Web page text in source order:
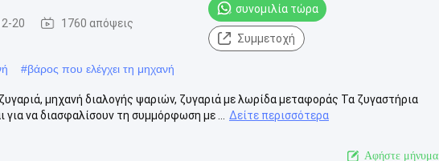
20 1760 απόψεις
συνομιλία τώρα
Συμμετοχή
#βάρος που ελέγχει τη μηχανή
μηχανή διαλογής ψαριών, ζυγαριά με λωρίδα μεταφοράς Τα ζυγαστήρια
να διασφαλίσουν τη συμμόρφωση με ...
Δείτε περισσότερα
Αφήστε μήνυμα.